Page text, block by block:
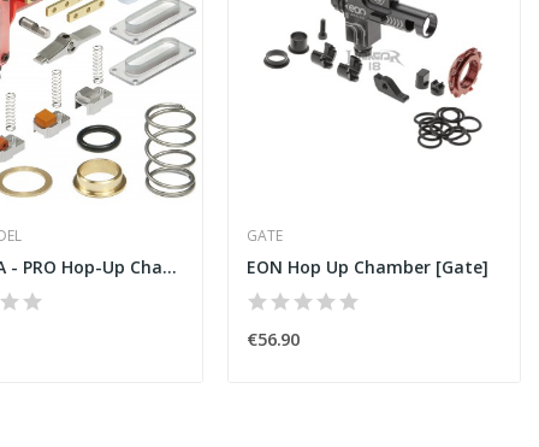
CNC M4A - PRO Hop-Up Chamber [Maxx]
GATE
EON Hop Up Chamber [Gate]
€56.90